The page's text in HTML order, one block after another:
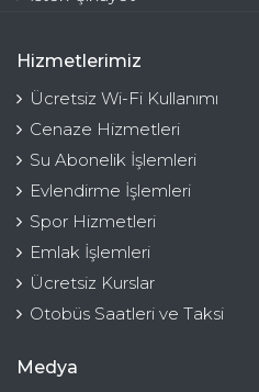
Hizmetlerimiz
Ücretsiz Wi-Fi Kullanımı
Cenaze Hizmetleri
Su Abonelik İşlemleri
Evlendirme İşlemleri
Spor Hizmetleri
Emlak İşlemleri
Ücretsiz Kurslar
Otobüs Saatleri ve Taksi
Medya